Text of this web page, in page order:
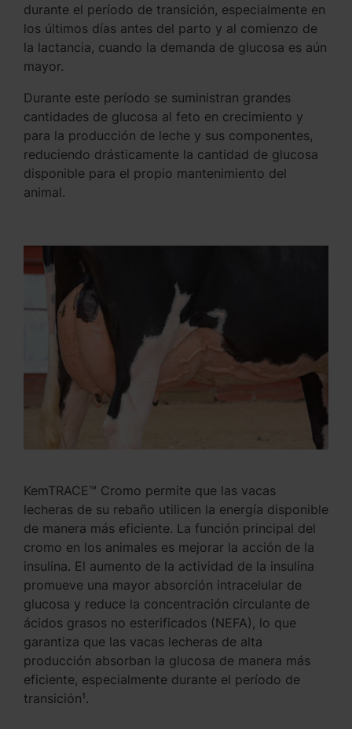
durante el período de transición, especialmente en
los últimos días antes del parto y al comienzo de
la lactancia, cuando la demanda de glucosa es aún
mayor.
Durante este período se suministran grandes
cantidades de glucosa al feto en crecimiento y
para la producción de leche y sus componentes,
reduciendo drásticamente la cantidad de glucosa
disponible para el propio mantenimiento del
animal.
KemTRACE™ Cromo permite que las vacas
lecheras de su rebaño utilicen la energía disponible
de manera más eficiente. La función principal del
cromo en los animales es mejorar la acción de la
insulina. El aumento de la actividad de la insulina
promueve una mayor absorción intracelular de
glucosa y reduce la concentración circulante de
ácidos grasos no esterificados (NEFA), lo que
garantiza que las vacas lecheras de alta
producción absorban la glucosa de manera más
eficiente, especialmente durante el período de
transición¹.